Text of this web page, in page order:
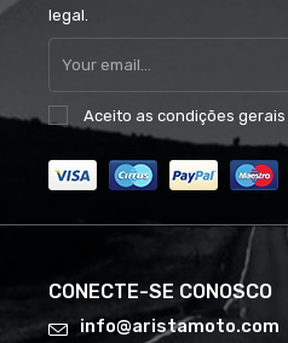
legal.
Aceito as condições gerais
CONECTE-SE CONOSCO
info@aristamoto.com